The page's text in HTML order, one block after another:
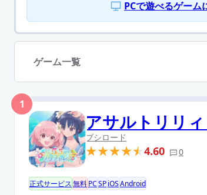
PCで遊べるゲーム
ゲーム一覧
アサルトリリ
ブシロード
4.60 0
1
正式サービス無料PCSPiOSAndroid